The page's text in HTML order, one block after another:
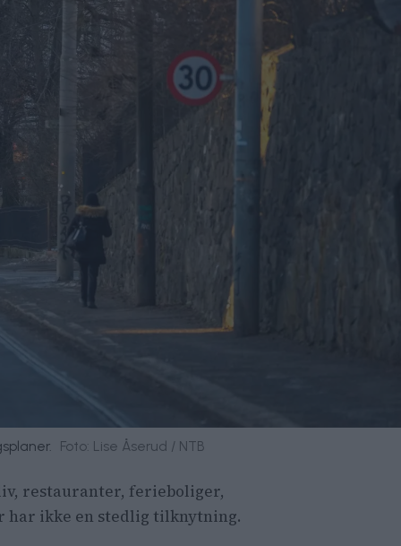
Foto: Lise Åserud / NTB
restauranter, ferieboliger,
har ikke en stedlig tilknytning.